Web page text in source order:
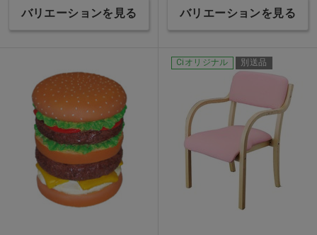
バリエーションを見る バリエーションを見る
Ciオリジナル 別送品